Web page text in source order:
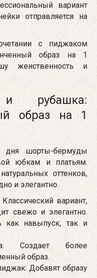
вариант
отправляется на
с пиджаком
образ на 1
женственность и
и рубашка:
образ на 1
дня шорты-бермуды
юбкам и платьям.
оттенков,
и элегантно.
вариант,
свежо и элегантно.
как навыпуск, так и
Создает более
образ.
Добавят образу